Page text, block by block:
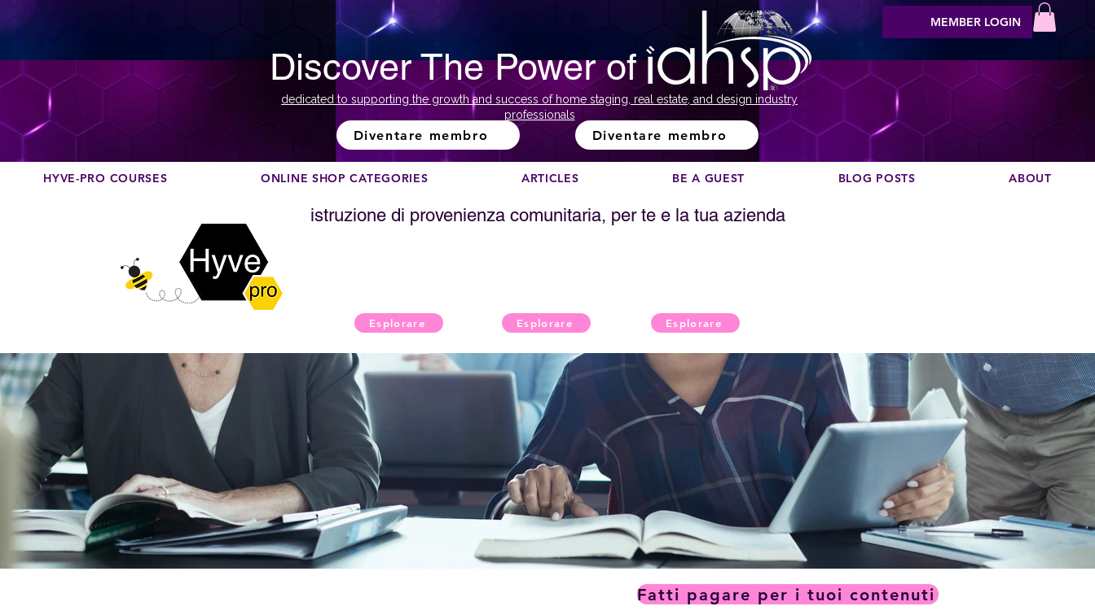
Discover The Power of
dedicated to supporting the growth and success of home staging, real estate, and design industry
professionals
Diventare membro Diventare membro
MEMBER LOGIN
HYVE-PRO COURSES ONLINE SHOP CATEGORIES ARTICLES BE A GUEST BLOG POSTS ABOUT
istruzione di provenienza comunitaria, per te e la tua azienda
Esplorare Esplorare Esplorare
Fatti pagare per i tuoi contenuti